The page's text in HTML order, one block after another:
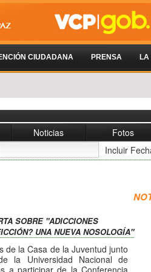
CIUDADANA PRENSA
Noticias Fotos
Incluir
SOBRE "ADICCIONES
UNA NUEVA NOSOLOGÍA"
de la Casa de la Juventud junto
la Universidad Nacional de
a participar de la Conferencia